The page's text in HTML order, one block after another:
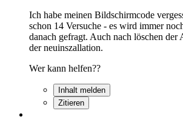
Ich habe meinen Bildschirmcode
schon 14 Versuche - es wird immer
danach gefragt. Auch nach löschen der
der neuinszallation.
Wer kann helfen??
Inhalt melden
Zitieren